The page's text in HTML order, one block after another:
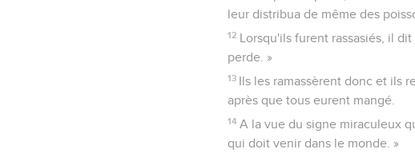
leur distribua de même des
12 Lorsqu'ils furent rassasiés, il
perde. »
13 Ils les ramassèrent donc et ils
après que tous eurent mangé.
14 A la vue du signe miraculeux
qui doit venir dans le monde. »